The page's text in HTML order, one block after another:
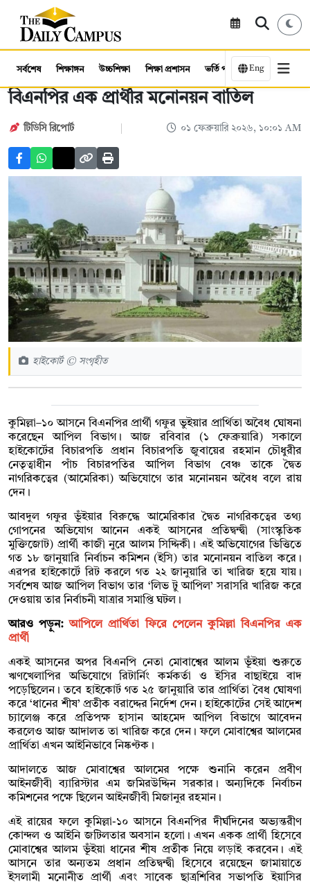
সর্বশেষ শিক্ষাঙ্গন উচ্চশিক্ষা শিক্ষা প্রশাসন ভর্তি পরীক্ষা কর্মসংস্থান
Eng
বিএনপির এক প্রার্থীর মনোনয়ন বাতিল
টিডিসি রিপোর্ট ০১ ফেব্রুয়ারি ২০২৬, ১০:০১ AM
হাইকোর্ট © সংগৃহীত
কুমিল্লা–১০ আসনে বিএনপির প্রার্থী গফুর ভুইয়ার প্রার্থিতা অবৈধ ঘোষনা
করেছেন আপিল বিভাগ। আজ রবিবার (১ ফেব্রুয়ারি) সকালে
হাইকোর্টের বিচারপতি প্রধান বিচারপতি জুবায়ের রহমান চৌধুরীর
নেতৃত্বাধীন পাঁচ বিচারপতির আপিল বিভাগ বেঞ্চ তাকে দ্বৈত
নাগরিকত্বের (আমেরিকা) অভিযোগেতার মনোনয়ন অবৈধ বলে রায়
দেন।
আবদুল গফুর ভূঁইয়ার বিরুদ্ধে আমেরিকার দ্বৈত নাগরিকত্বের তথ্য
গোপনের অভিযোগ আনেন একই আসনের প্রতিদ্বন্দ্বী (সাংস্কৃতিক
মুক্তিজোট) প্রার্থী কাজী নুরে আলম সিদ্দিকী। এই অভিযোগের ভিত্তিতে
গত ১৮ জানুয়ারি নির্বাচন কমিশন (ইসি) তার মনোনয়ন বাতিল করে।
এরপর হাইকোর্টে রিট করলে গত ২২ জানুয়ারি তা খারিজ হয়ে যায়।
সর্বশেষ আজ আপিল বিভাগ তার ‘লিভ টু আপিল’ সরাসরি খারিজ করে
দেওয়ায় তার নির্বাচনী যাত্রার সমাপ্তি ঘটল।
আরও পড়ুন:আপিলে প্রার্থিতা ফিরে পেলেন কুমিল্লা বিএনপির এক
প্রার্থী
একই আসনের অপর বিএনপি নেতা মোবাশ্বের আলম ভূঁইয়া শুরুতে
ঋণখেলাপির অভিযোগে রিটার্নিং কর্মকর্তা ও ইসির বাছাইয়ে বাদ
পড়েছিলেন। তবে হাইকোর্ট গত ২৫ জানুয়ারি তার প্রার্থিতা বৈধ ঘোষণা
করে ‘ধানের শীষ’ প্রতীক বরাদ্দের নির্দেশ দেন। হাইকোর্টের সেই আদেশ
চ্যালেঞ্জ করে প্রতিপক্ষ হাসান আহমেদ আপিল বিভাগে আবেদন
করলেও আজ আদালত তা খারিজ করে দেন। ফলে মোবাশ্বের আলমের
প্রার্থিতা এখন আইনিভাবে নিষ্কণ্টক।
আদালতে আজ মোবাশ্বের আলমের পক্ষে শুনানি করেন প্রবীণ
আইনজীবী ব্যারিস্টার এম জমিরউদ্দিন সরকার। অন্যদিকে নির্বাচন
কমিশনের পক্ষে ছিলেন আইনজীবী মিজানুর রহমান।
এই রায়ের ফলে কুমিল্লা-১০ আসনে বিএনপির দীর্ঘদিনের অভ্যন্তরীণ
কোন্দল ও আইনি জটিলতার অবসান হলো। এখন একক প্রার্থী হিসেবে
মোবাশ্বের আলম ভূঁইয়া ধানের শীষ প্রতীক নিয়ে লড়াই করবেন। এই
আসনে তার অন্যতম প্রধান প্রতিদ্বন্দ্বী হিসেবে রয়েছেন জামায়াতে
ইসলামী মনোনীত প্রার্থী এবং সাবেক ছাত্রশিবির সভাপতি ইয়াসির